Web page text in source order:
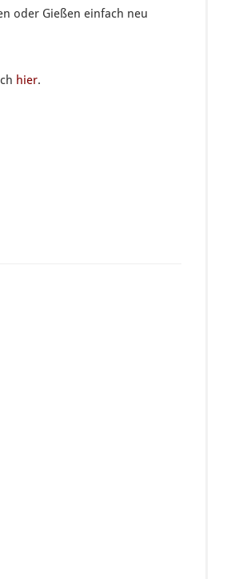
oder Gießen einfach neu
hier.